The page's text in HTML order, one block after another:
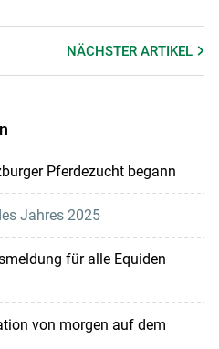
NÄCHSTERARTIKEL
Pferdezucht begann
Jahres 2025
für alle Equiden
von morgen auf dem